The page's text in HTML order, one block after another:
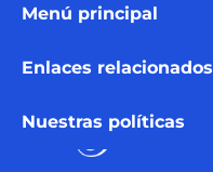
Menú principal
Enlaces relacionados
Nuestras políticas